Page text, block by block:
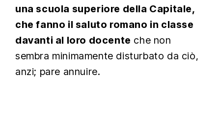
una scuola superiore della Capitale,
che fanno il saluto romano in classe
davanti al loro docente che non
sembra minimamente disturbato da ciò,
anzi; pare annuire.